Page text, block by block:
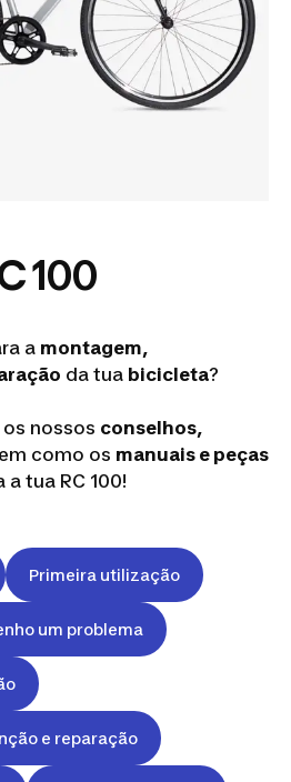
100
a montagem,
da tua bicicleta?
nossos conselhos,
como os manuais e peças
a tua RC 100!
Primeira utilização
um problema
e reparação